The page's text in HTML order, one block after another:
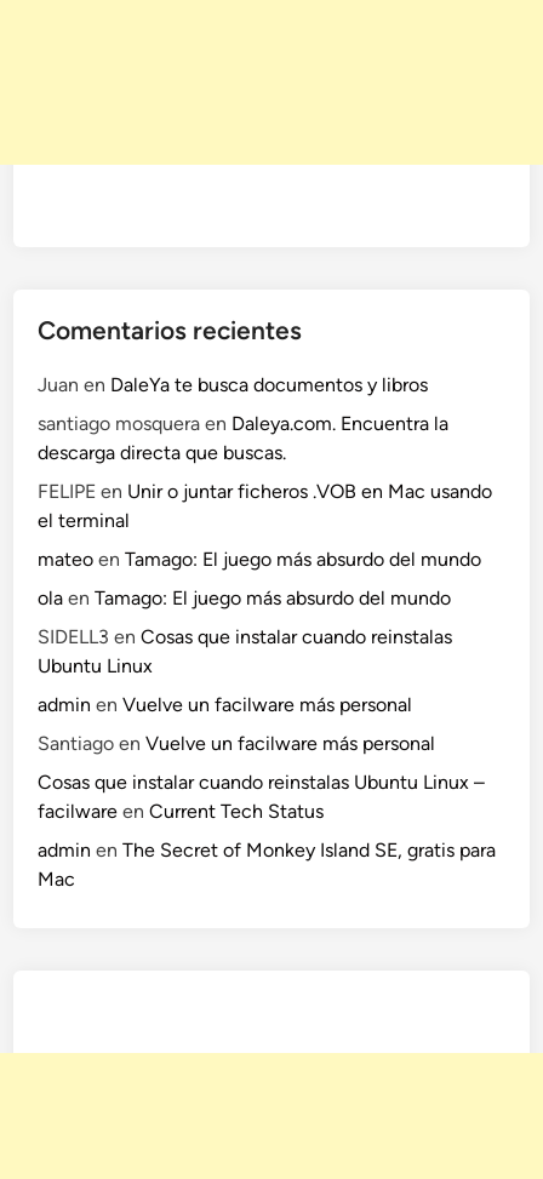
Comentarios recientes
Juan en DaleYa te busca documentos y libros
santiago mosquera en Daleya.com. Encuentra la
descarga directa que buscas.
FELIPE en Unir o juntar ficheros .VOB en Mac usando
el terminal
mateo enTamago: El juego más absurdo del mundo
ola enTamago: El juego más absurdo del mundo
SIDELL3 enCosas que instalar cuando reinstalas
Ubuntu Linux
admin enVuelve un facilware más personal
Santiago enVuelve un facilware más personal
Cosas que instalar cuando reinstalas Ubuntu Linux –
facilware enCurrent Tech Status
admin enThe Secret of Monkey Island SE, gratis para
Mac